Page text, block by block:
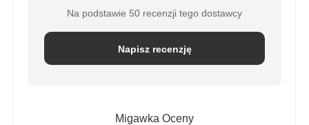
Na podstawie 50 recenzji tego dostawcy
Napisz recenzję
Migawka Oceny